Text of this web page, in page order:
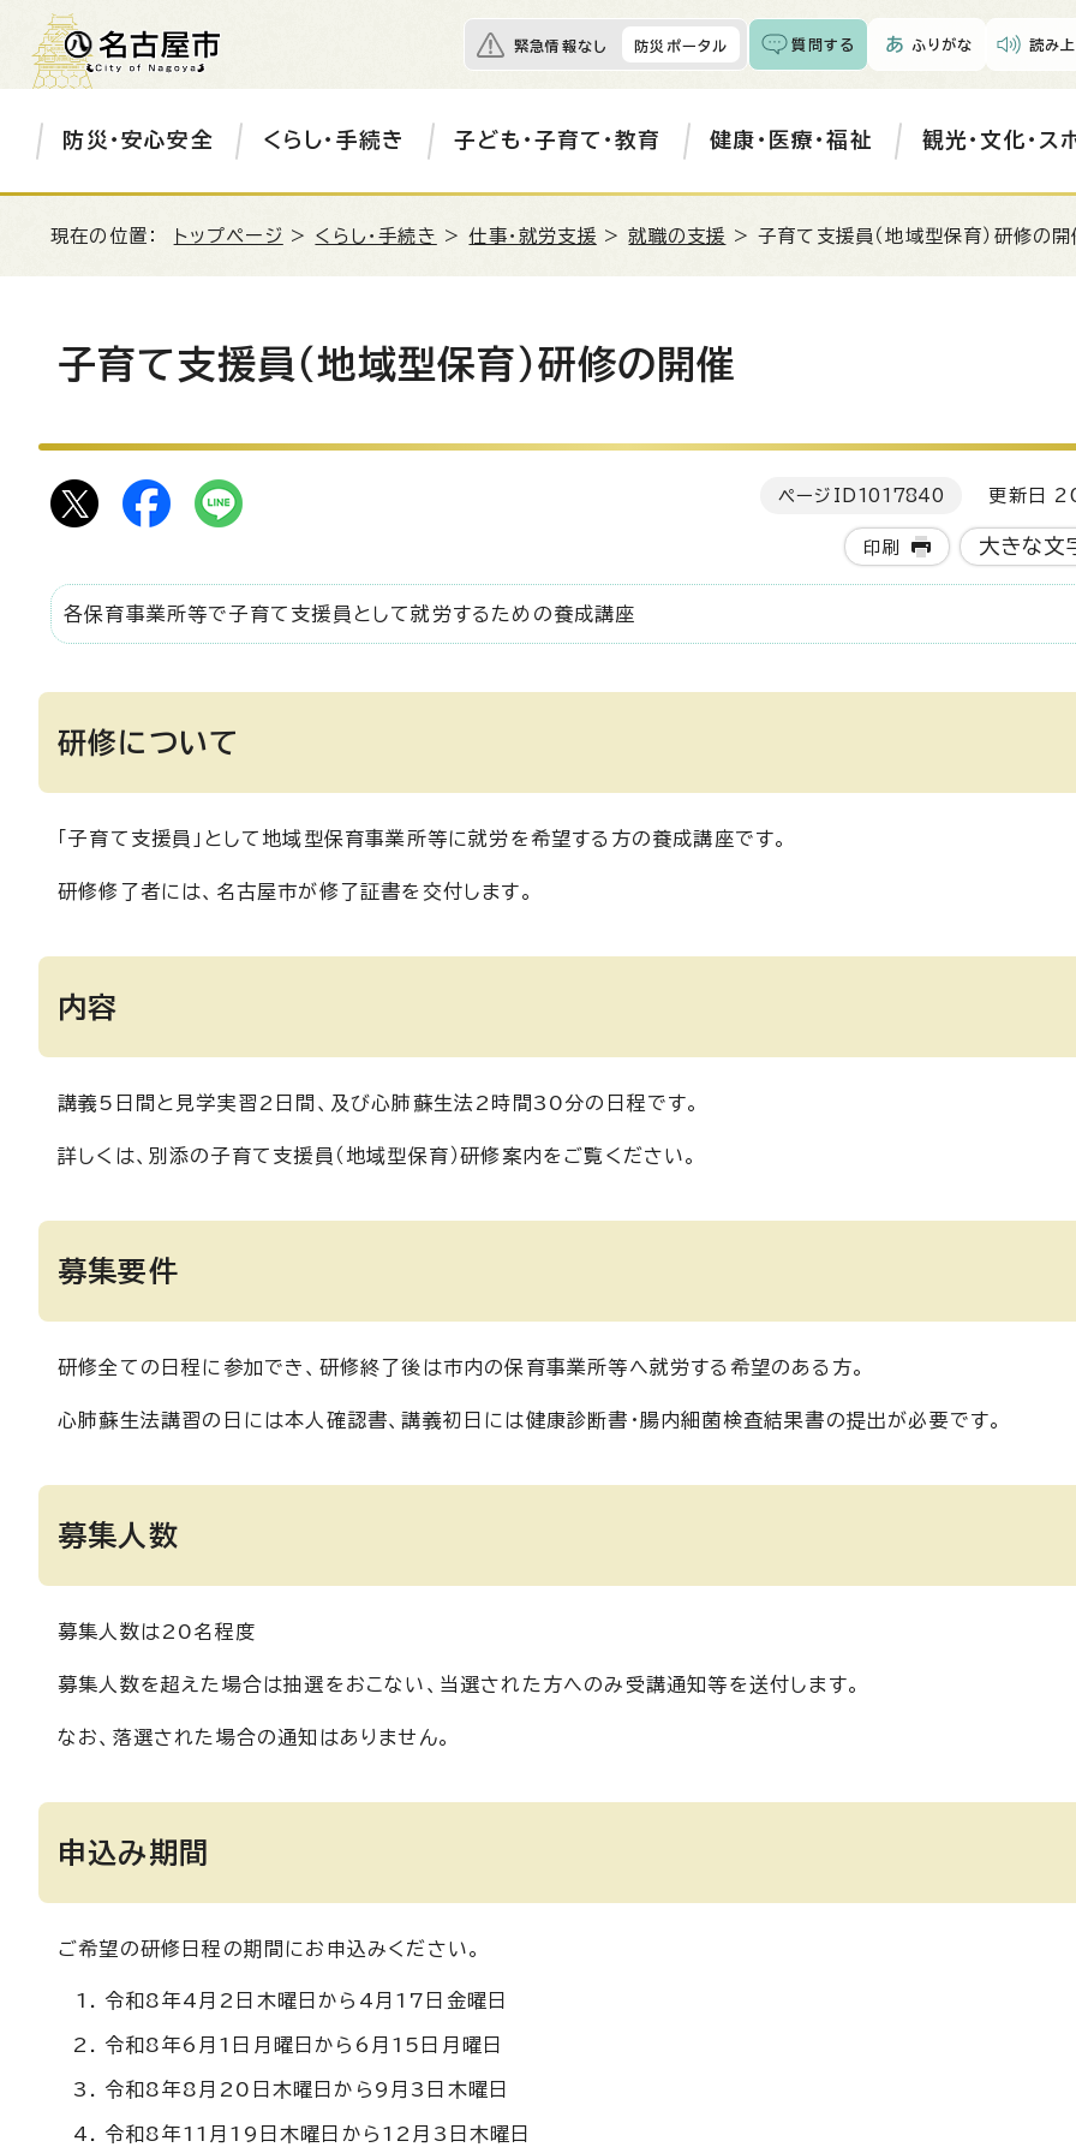
緊急情報なし 防災ポータル 質問する ふりがな 読み
防災・安心安全 くらし・手続き 子ども・子育て・教育 健康・医療・福祉 観光・文化・ス
現在の位置： トップページ > くらし・手続き >仕事・就労支援 >就職の支援 > 子育て支援員（地域型保育）研修の開
子育て支援員（地域型保育）研修の開催
ページID 1017840 更新日
印刷 大きな文
各保育事業所等で子育て支援員として就労するための養成講座
研修について
「子育て支援員」として地域型保育事業所等に就労を希望する方の養成講座です。
研修修了者には、名古屋市が修了証書を交付します。
内容
講義5日間と見学実習2日間、及び心肺蘇生法2時間30分の日程です。
詳しくは、別添の子育て支援員（地域型保育）研修案内をご覧ください。
募集要件
研修全ての日程に参加でき、研修終了後は市内の保育事業所等へ就労する希望のある方。
心肺蘇生法講習の日には本人確認書、講義初日には健康診断書・腸内細菌検査結果書の提出が必要です。
募集人数
募集人数は20名程度
募集人数を超えた場合は抽選をおこない、当選された方へのみ受講通知等を送付します。
なお、落選された場合の通知はありません。
申込み期間
ご希望の研修日程の期間にお申込みください。
令和8年4月2日木曜日から4月17日金曜日
令和8年6月1日月曜日から6月15日月曜日
令和8年8月20日木曜日から9月3日木曜日
令和8年11月19日木曜日から12月3日木曜日